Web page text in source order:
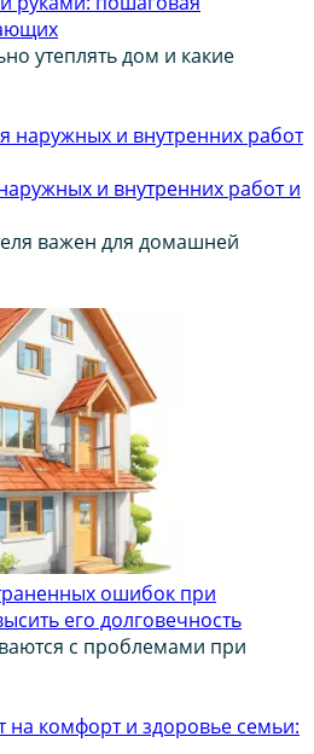
утеплять дом и какие
и внутренних работ и
важен для домашней
ошибок при
его долговечность
с проблемами при